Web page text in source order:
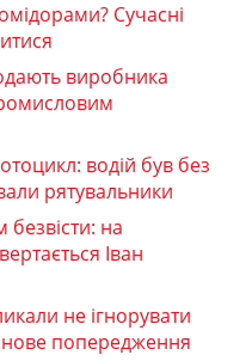
Сучасні
виробника
водій був без
рятувальники
на
Іван
не ігнорувати
попередження